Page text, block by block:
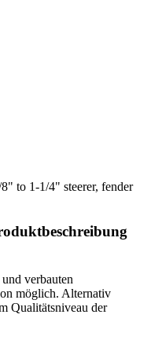
to 1-1/4" steerer, fender
verbauten
möglich. Alternativ
Qualitätsniveau der